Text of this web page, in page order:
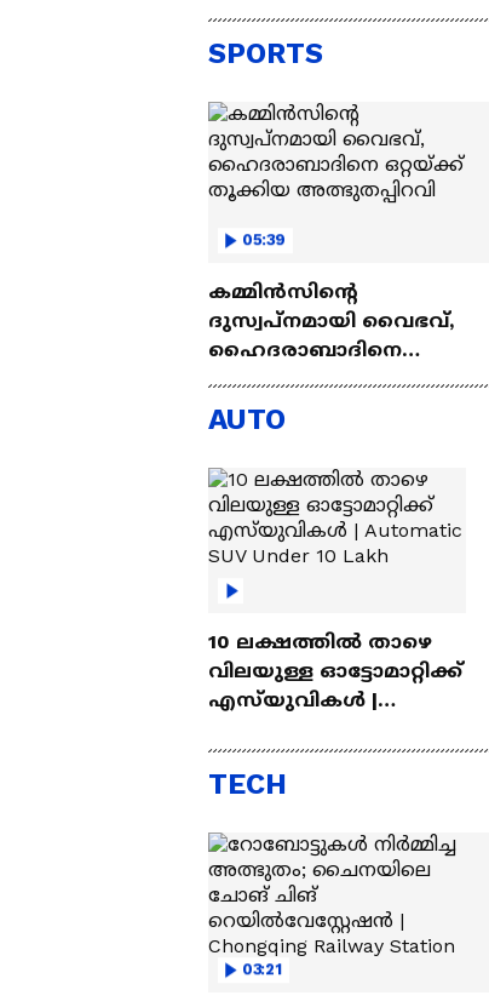
SPORTS
05:39
കമ്മിൻസിന്റെ
ദുസ്വപ്നമായി വൈഭവ്,
ഹൈദരാബാദിനെ
അത്ഭുതപ്പിറവി
AUTO
10 ലക്ഷത്തിൽ താഴെ
വിലയുള്ള ഓട്ടോമാറ്റിക്ക്
എസ്‍യുവികൾ |
Lakh
TECH
03:21